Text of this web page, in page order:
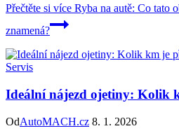
Přečtěte si více Ryba na autě: Co tato
znamená?
Servis
Ideální nájezd ojetiny: Kolik
OdAutoMACH.cz 8. 1. 2026